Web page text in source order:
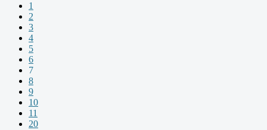
1
2
3
4
5
6
7
8
9
10
11
20